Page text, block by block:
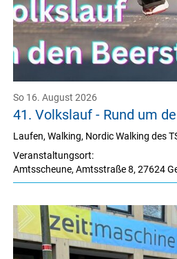
41. Volkslauf - Rund um
So 16. August 2026
Veranstaltungsort:
Amtsscheune,Amtsstraße 8,27624
Laufen, Walking, Nordic Walking des